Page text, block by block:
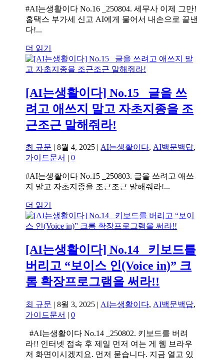
#AI는생활이다 No.16 _250804. 세무사 이제 그만!
홈택스 부가세 신고 AI에게 물어서 내손으로 끝낸
다!...
더 읽기
[AI는생활이다] No.15 _글을 쓰
려고 애쓰지 말고 자초지종을 조
근조근 말해줘라!
최 규문 |8월 4, 2025 |AI는생활이다,AI백문백답,
가이드문서 |0
#AI는생활이다 No.15 _250803. 글을 쓰려고 애쓰
지 말고 자초지종을 조근조근 말해줘라!...
더 읽기
[AI는생활이다] No.14 _키보드를
버리고 “보이스 인(Voice in)” 크
롬 확장프로그램을 써라!!
최 규문 |8월 3, 2025 | AI는생활이다, AI백문백답,
가이드문서 |0
#AI는생활이다 No.14 _250802. 키보드를 버려
라!! 인터넷 접속 후 제일 먼저 여는 게 웹 브라우
저 화면이시겠지요. 먼저 묻습니다. 지금 열고 있